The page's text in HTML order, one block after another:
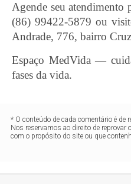
Agende seu atendimento
(86) 99422-5879 ou
Andrade, 776, bairro
Espaço MedVida —
fases da vida.
* O conteúdo de cada comentário é de
Nos reservamos ao direito de
com o propósito do site ou que